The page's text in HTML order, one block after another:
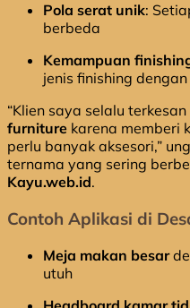
Pola serat unik:
berbeda
Kemampuan
jenis finishing
“Klien saya selalu
furniture karena memberi
perlu banyak aksesori,”
ternama yang sering
Kayu.web.id.
Contoh Aplikasi di
Meja makan besar
utuh